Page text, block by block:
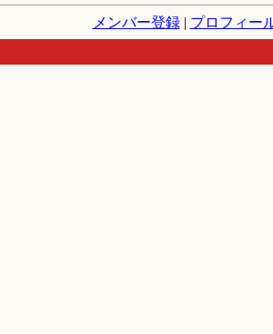
メンバー登録| プロフィー